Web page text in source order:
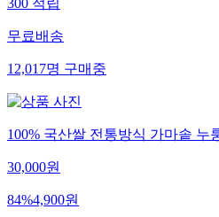
300적립
무료배송
12,017명구매중
100% 국산쌀 전통방식 가마솥 누
30,000원
84%4,900원